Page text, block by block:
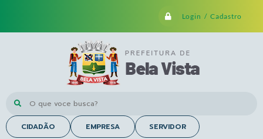
Login / Cadastro
O que voce busca?
CIDADÃO EMPRESA SERVIDOR